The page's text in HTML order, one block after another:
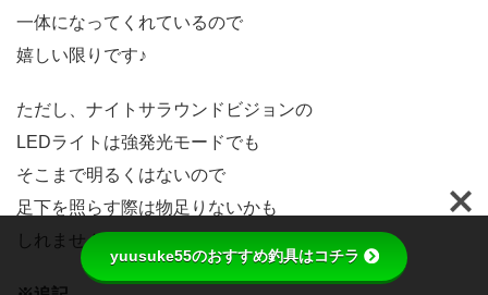
一体になってくれているので
嬉しい限りです♪
ただし、ナイトサラウンドビジョンの
LEDライトは強発光モードでも
そこまで明るくはないので
足下を照らす際は物足りないかも
しれません。
yuusuke55のおすすめ釣具はコチラ